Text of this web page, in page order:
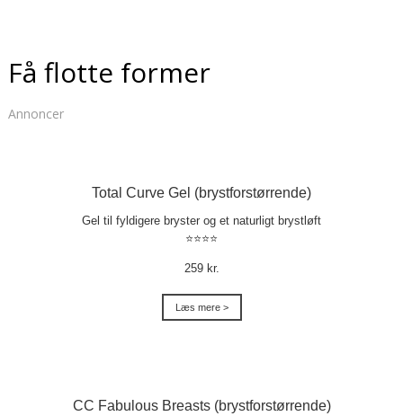
Få flotte former
Annoncer
Total Curve Gel (brystforstørrende)
Gel til fyldigere bryster og et naturligt brystløft
⭐⭐⭐⭐
259 kr.
Læs mere >
CC Fabulous Breasts (brystforstørrende)